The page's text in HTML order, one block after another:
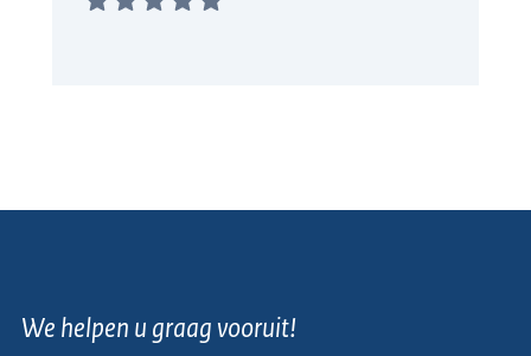
We helpen u graag vooruit!